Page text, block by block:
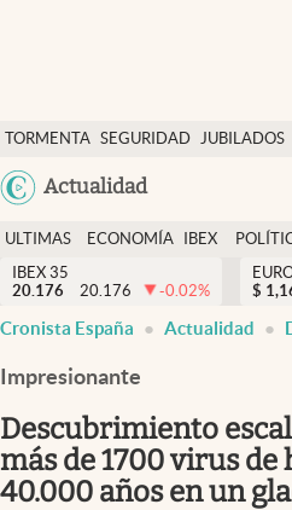
TORMENTA SEGURIDAD JUBILADOS
Actualidad
Economía y finanzas
Política
Actualidad
Criptomonedas
España
ULTIMAS
NOTICIAS
ECONOMÍA
FINANZAS
IBEX
EURO
IBEX 35
20.176
20.176 -0.02%
$
Cronista España Actualidad
Impresionante
Descubrimiento
más de 1700 virus de
40.000 años en un